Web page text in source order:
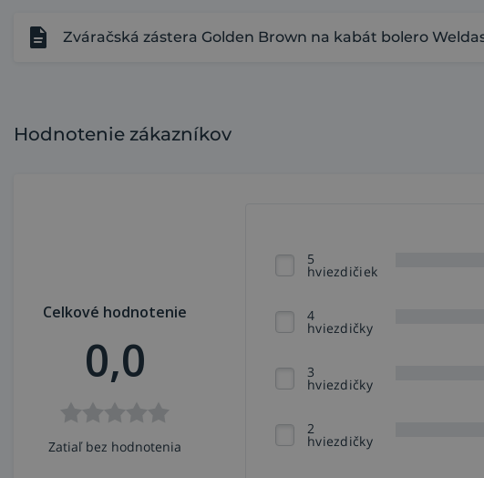
Zváračská zástera Golden Brown na kabát bolero
Hodnotenie zákazníkov
Celkové hodnotenie
0,0
Zatiaľ bez hodnotenia
5
hviezdičiek
4
hviezdičky
3
hviezdičky
2
hviezdičky